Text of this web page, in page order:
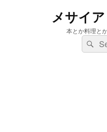
メサイ
本とか料理と
検
索:
検
索